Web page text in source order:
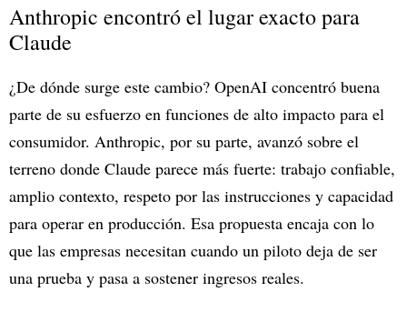
Anthropic encontró el lugar exacto para
Claude
¿De dónde surge este cambio? OpenAI concentró buena
parte de su esfuerzo en funciones de alto impacto para el
consumidor. Anthropic, por su parte, avanzó sobre el
terreno donde Claude parece más fuerte: trabajo confiable,
amplio contexto, respeto por las instrucciones y capacidad
para operar en producción. Esa propuesta encaja con lo
que las empresas necesitan cuando un piloto deja de ser
una prueba y pasa a sostener ingresos reales.